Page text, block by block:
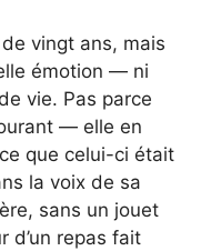
vingt ans, mais
émotion — ni
vie. Pas parce
— elle en
que celui-ci était
la voix de sa
sans un jouet
d’un repas fait